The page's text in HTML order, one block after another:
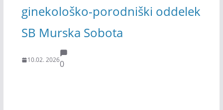
ginekološko-porodniški oddelek
SB Murska Sobota
10.02. 20260